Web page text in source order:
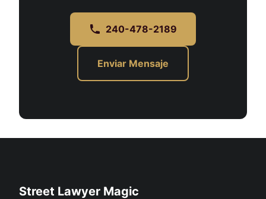
240-478-2189
Enviar Mensaje
Street Lawyer Magic